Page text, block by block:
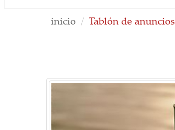
inicio Tablón de anuncios